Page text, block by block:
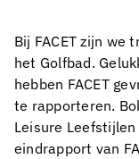
Bij FACET zijn we
het Golfbad.
hebben FACET
te rapporteren.
Leisure Leefstijlen
eindrapport van